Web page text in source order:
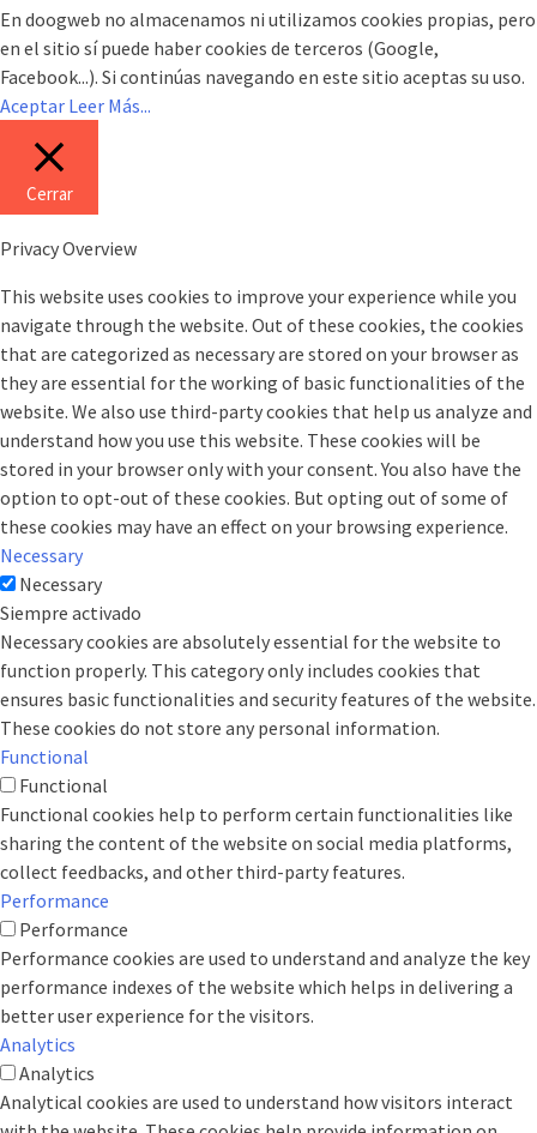
En doogweb no almacenamos ni utilizamos cookies propias, pero
en el sitio sí puede haber cookies de terceros (Google,
Facebook...). Si continúas navegando en este sitio aceptas su uso.
Aceptar Leer Más...
Cerrar
Privacy Overview
This website uses cookies to improve your experience while you
navigate through the website. Out of these cookies, the cookies
that are categorized as necessary are stored on your browser as
they are essential for the working of basic functionalities of the
website. We also use third-party cookies that help us analyze and
understand how you use this website. These cookies will be
stored in your browser only with your consent. You also have the
option to opt-out of these cookies. But opting out of some of
these cookies may have an effect on your browsing experience.
Necessary
Necessary
Siempre activado
Necessary cookies are absolutely essential for the website to
function properly. This category only includes cookies that
ensures basic functionalities and security features of the website.
These cookies do not store any personal information.
Functional
Functional
Functional cookies help to perform certain functionalities like
sharing the content of the website on social media platforms,
collect feedbacks, and other third-party features.
Performance
Performance
Performance cookies are used to understand and analyze the key
performance indexes of the website which helps in delivering a
better user experience for the visitors.
Analytics
Analytics
Analytical cookies are used to understand how visitors interact